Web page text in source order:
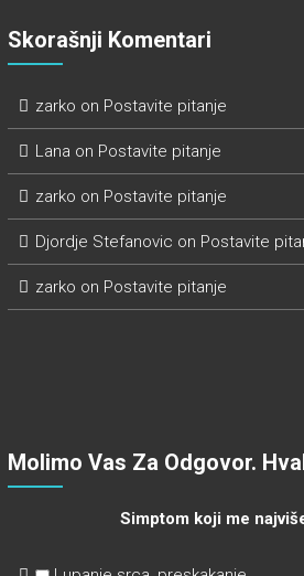
Skorašnji Komentari
zarko on Postavite pitanje
Lana on Postavite pitanje
zarko on Postavite pitanje
Djordje Stefanovic on Postavite
zarko on Postavite pitanje
Molimo Vas Za Odgovor.
Simptom koji me